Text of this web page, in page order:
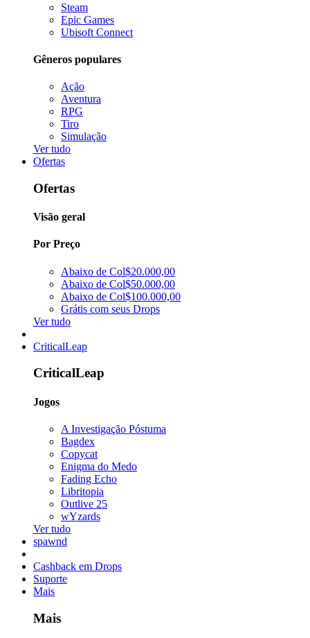
Steam
Epic Games
Ubisoft Connect
Gêneros populares
Ação
Aventura
RPG
Tiro
Simulação
Ver tudo
Ofertas
Ofertas
Visão geral
Por Preço
Abaixo de Col$20.000,00
Abaixo de Col$50.000,00
Abaixo de Col$100.000,00
Grátis com seus Drops
Ver tudo
CriticalLeap
CriticalLeap
Jogos
A Investigação Póstuma
Bagdex
Copycat
Enigma do Medo
Fading Echo
Libritopia
Outlive 25
wYzards
Ver tudo
spawnd
Cashback em Drops
Suporte
Mais
Mais